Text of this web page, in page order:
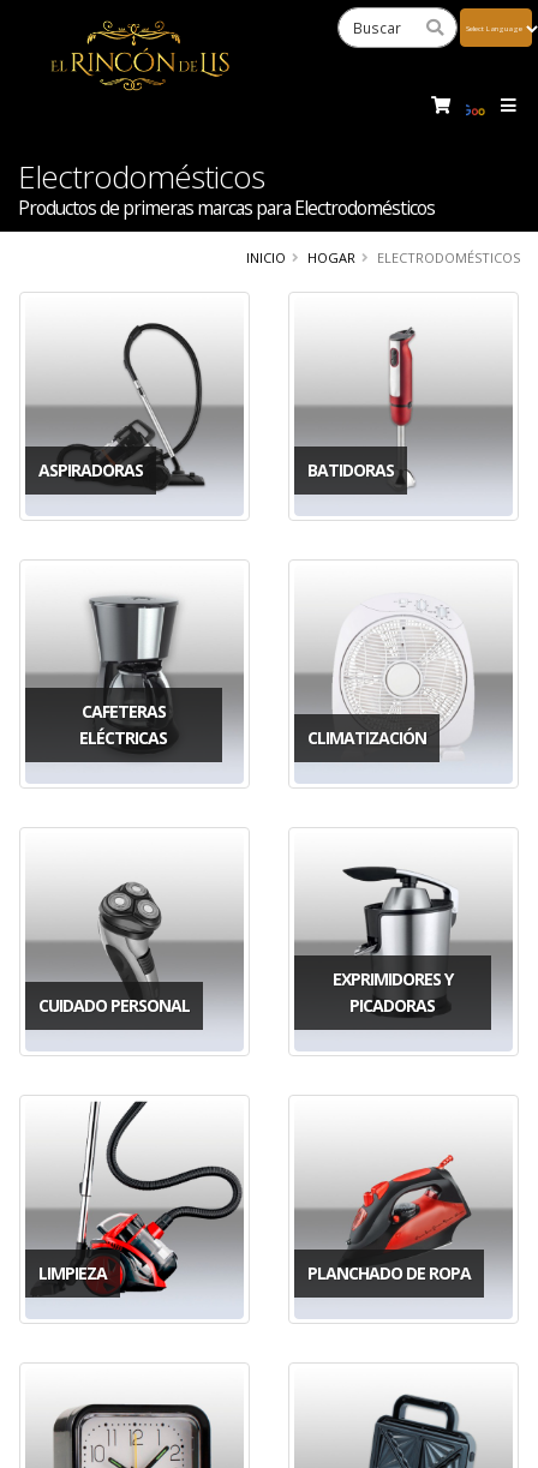
Electrodomésticos
Productos de primeras marcas para Electrodomésticos
INICIO HOGAR ELECTRODOMÉSTICOS
ASPIRADORAS BATIDORAS
CAFETERAS
ELÉCTRICAS
CLIMATIZACIÓN
CUIDADO PERSONAL
EXPRIMIDORES Y
PICADORAS
LIMPIEZA PLANCHADO DE ROPA